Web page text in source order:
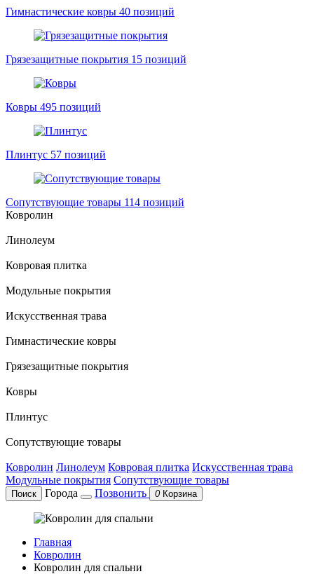
Гимнастические ковры 40 позиций
Грязезащитные покрытия 15 позиций
Ковры 495 позиций
Плинтус 57 позиций
Сопутствующие товары 114 позиций
Ковролин
Линолеум
Ковровая плитка
Модульные покрытия
Искусственная трава
Гимнастические ковры
Грязезащитные покрытия
Ковры
Плинтус
Сопутствующие товары
Ковролин Линолеум Ковровая плитка Искусственная трава
Модульные покрытия Сопутствующие товары
Поиск Города Позвонить 0 Корзина
Главная
Ковролин
Ковролин для спальни